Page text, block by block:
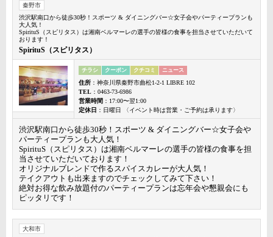
秦野市
渋沢駅南口から徒歩30秒！スポーツ & ダイニングバー☆女子会やパーティープランも
大人気！
SpirituS（スピリタス）は湘南ベルマーレの選手の皆様の食事を担当させていただいて
おります！
SpirituS（スピリタス）
チラシ クーポン クチコミ ニュース
住所 ：神奈川県秦野市曲松1-2-1 LIBRE 102
TEL ：0463-73-6986
営業時間 ：17:00〜翌1:00
定休日 ：日曜日 〈イベント時は営業・ご予約は承ります〉
渋沢駅南口から徒歩30秒！スポーツ & ダイニングバー☆女子会や
パーティープランも大人気！
SpirituS（スピリタス）は湘南ベルマーレの選手の皆様の食事を担
当させていただいております！
オリジナルブレンドで作るスパイスカレーが大人気！
テイクアウトも出来ますのでチェックしてみて下さい！
絶対お得な飲み放題付のパーティープランは忘年会や懇親会にも
ピッタリです！
大和市